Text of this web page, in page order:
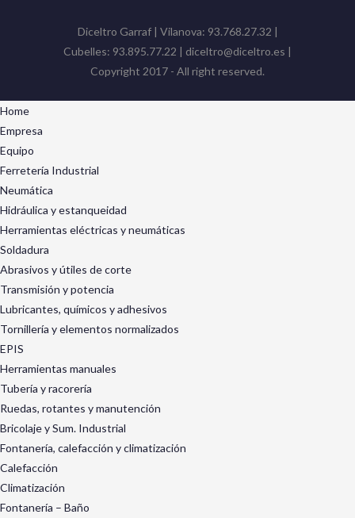
Diceltro Garraf | Vilanova: 93.768.27.32 |
Cubelles: 93.895.77.22 | diceltro@diceltro.es |
Copyright 2017 - All right reserved.
Home
Empresa
Equipo
Ferretería Industrial
Neumática
Hidráulica y estanqueidad
Herramientas eléctricas y neumáticas
Soldadura
Abrasivos y útiles de corte
Transmisión y potencia
Lubricantes, químicos y adhesivos
Tornillería y elementos normalizados
EPIS
Herramientas manuales
Tubería y racorería
Ruedas, rotantes y manutención
Bricolaje y Sum. Industrial
Fontanería, calefacción y climatización
Calefacción
Climatización
Fontanería – Baño